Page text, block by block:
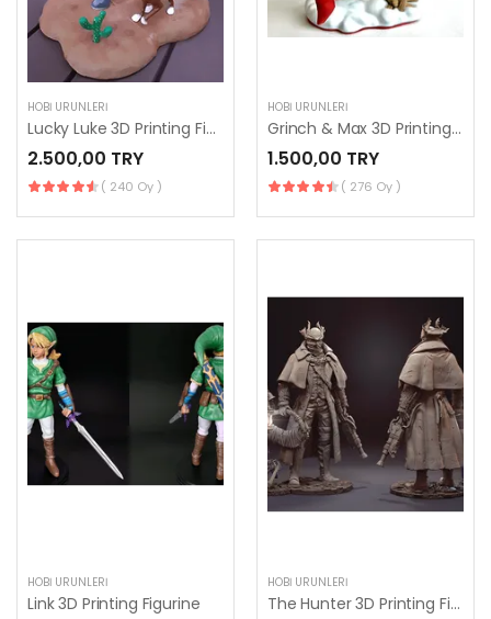
HOBI ÜRÜNLERI
Lucky Luke 3D Printing Figurine
2.500,00 TRY
( 240 Oy )
HOBI ÜRÜNLERI
Grinch & Max 3D Printing Figurines in Diorama
1.500,00 TRY
( 276 Oy )
HOBI ÜRÜNLERI
Link 3D Printing Figurine
HOBI ÜRÜNLERI
The Hunter 3D Printing Figurine